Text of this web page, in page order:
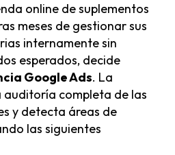
online de suplementos
meses de gestionar sus
internamente sin
esperados, decide
Google Ads. La
auditoría completa de las
y detecta áreas de
las siguientes